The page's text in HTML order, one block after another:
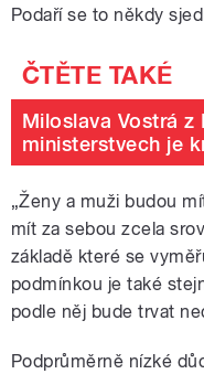
Podaří se to někdy
Miloslava Vostrá z
ministerstvech je
„Ženy a muži budou
mít za sebou zcela
základě které se
podmínkou je také
podle něj bude trvat
Podprůměrně nízké